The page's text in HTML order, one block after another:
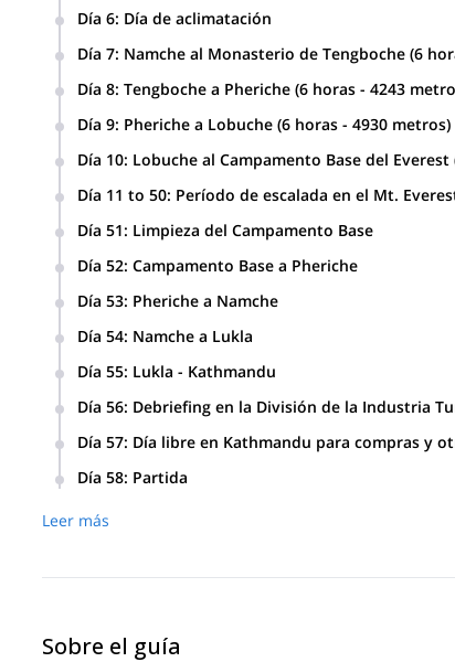
Día 6: Día de aclimatación
Día 7: Namche al Monasterio de Tengboche (6
Día 8: Tengboche a Pheriche (6 horas - 4243
Día 9: Pheriche a Lobuche (6 horas - 4930 metros)
Día 10: Lobuche al Campamento Base del
Día 11 to 50: Período de escalada en el Mt.
Campamento 1 (6,400m/ 20,000 ft)
Campamento 2 (6,750m/21,000 ft )
Campamento 3 (7,100m/ 22,300 ft)
Campamento 4 (8,400m/ 26,000 ft)
Día 51: Limpieza del Campamento Base
Día 52: Campamento Base a Pheriche
Día 53: Pheriche a Namche
Día 54: Namche a Lukla
Día 55: Lukla - Kathmandu
Día 56: Debriefing en la División de la Industria
Día 57: Día libre en Kathmandu para compras y
Día 58: Partida
Leer más
Sobre el guía